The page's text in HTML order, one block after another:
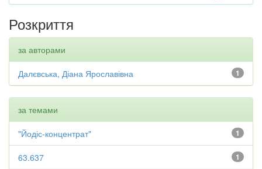
Розкриття
за авторами
1
Далєвська, Діана Ярославівна
за темами
1
"Йодіс-концентрат"
1
63.637